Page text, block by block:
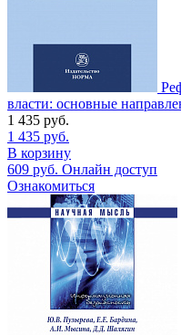
власти: основные
1 435 руб.
1 435 руб.
В корзину
609 руб. Онлайн доступ
Ознакомиться